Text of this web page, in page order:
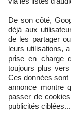
De son côté,
déjà aux
de les partager
leurs utilisations,
prise en charge
toujours plus
Ces données sont
annonce montre
passer de
publicités ciblées...